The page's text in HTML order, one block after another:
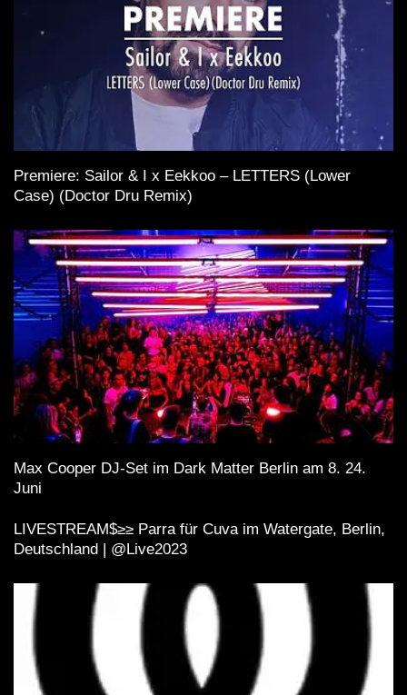
Premiere: Sailor & I x Eekkoo – LETTERS (Lower
Case) (Doctor Dru Remix)
Max Cooper DJ-Set im Dark Matter Berlin am 8. 24.
Juni
LIVESTREAM$≥≥ Parra für Cuva im Watergate, Berlin,
Deutschland | @Live2023